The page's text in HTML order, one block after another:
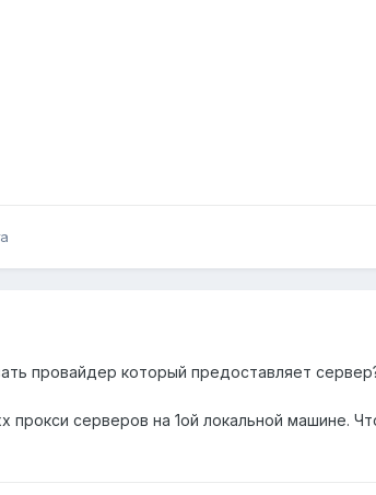
провайдер который предоставляет
прокси серверов на 1ой локальной машине.